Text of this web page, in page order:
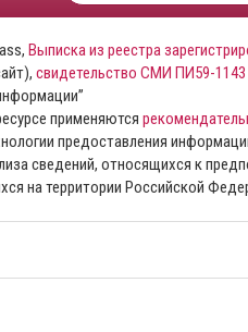
Выписка из реестра
свидетельство СМИ ПИ59-1143
применяются
предоставления
сведений, относящихся к
на территории Российской